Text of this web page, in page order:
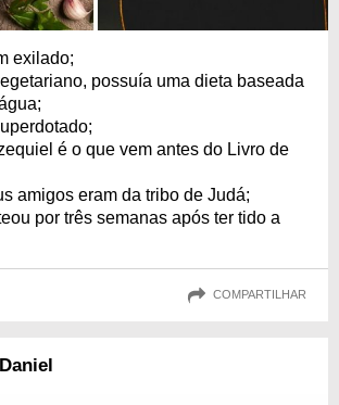
exilado;
possuía uma dieta baseada
é o que vem antes do Livro de
amigos eram da tribo de Judá;
por três semanas após ter tido a
COMPARTILHAR